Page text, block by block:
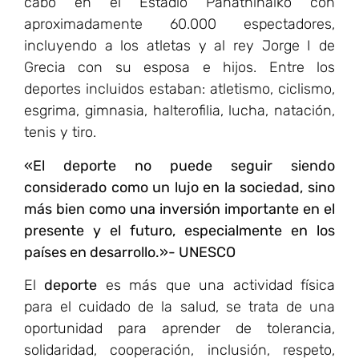
aproximadamente 60.000 espectadores,
incluyendo a los atletas y al rey Jorge I de
Grecia con su esposa e hijos. Entre los
deportes incluidos estaban: atletismo, ciclismo,
esgrima, gimnasia, halterofilia, lucha, natación,
tenis y tiro.
«El deporte no puede seguir siendo
considerado como un lujo en la sociedad, sino
más bien como una inversión importante en el
presente y el futuro, especialmente en los
países en desarrollo.»- UNESCO
Eldeporte es más que una actividad física
para el cuidado de la salud, se trata de una
oportunidad para aprender de tolerancia,
solidaridad, cooperación, inclusión, respeto,